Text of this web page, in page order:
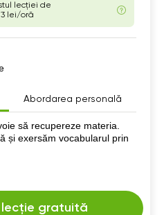
lecției de
lei/oră
Abordarea personală
să recupereze materia.
și exersăm vocabularul prin
lecție gratuită